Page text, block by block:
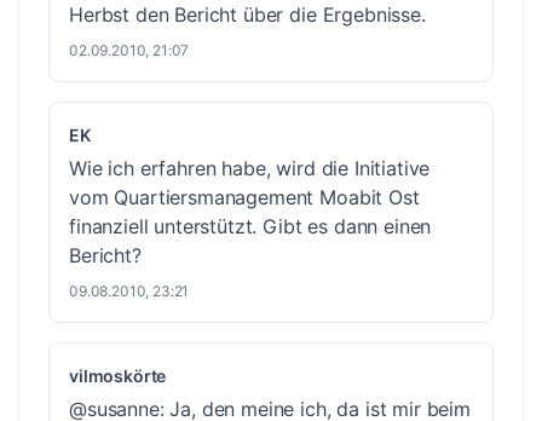
Herbst den Bericht über die Ergebnisse.
02.09.2010, 21:07
EK
Wie ich erfahren habe, wird die Initiative
vom Quartiersmanagement Moabit Ost
finanziell unterstützt. Gibt es dann einen
Bericht?
09.08.2010, 23:21
vilmoskörte
@susanne: Ja, den meine ich, da ist mir beim